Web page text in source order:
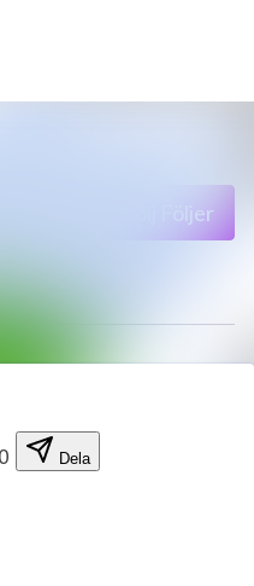
Följer
Dela